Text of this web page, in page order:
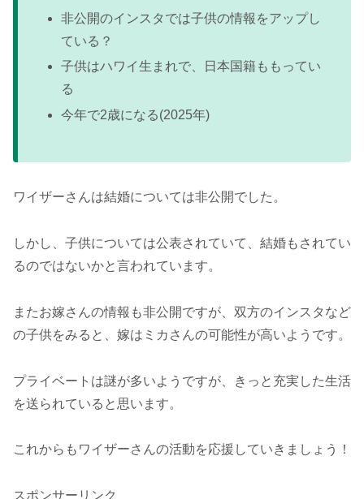
非公開のインスタでは子供の情報をアップし
ている？
子供はハワイ生まれで、日本国籍ももってい
る
今年で2歳になる(2025年)
ワイザーさんは結婚については非公開でした。
しかし、子供については公表されていて、結婚もされてい
るのではないかと言われています。
またお嫁さんの情報も非公開ですが、双方のインスタなど
の子供をみると、嫁はミカさんの可能性が高いようです。
プライベートは謎が多いようですが、きっと充実した生活
を送られていると思います。
これからもワイザーさんの活動を応援していきましょう！
スポンサーリンク